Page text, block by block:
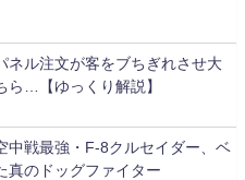
ネル注文が客をブちぎれさせ大
ら…【ゆっくり解説】
中戦最強・F-8クルセイダー、ベ
真のドッグファイター